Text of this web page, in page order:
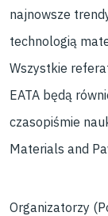
najnowsze
technologią
Wszystkie
EATA będą
czasopiśmie
Materials and
Organizatorzy